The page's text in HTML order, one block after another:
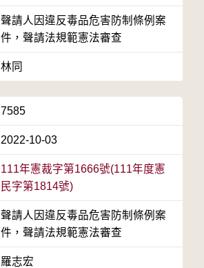
聲請人因違反毒品危害防制條例案
件，聲請法規範憲法審查
林同
7585
2022-10-03
111年憲裁字第1666號(111年度憲
民字第1814號)
聲請人因違反毒品危害防制條例案
件，聲請法規範憲法審查
羅志宏